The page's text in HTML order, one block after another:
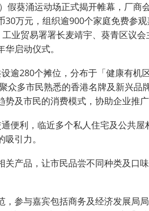
假葵涌运动场正式揭开帷幕，厂商
30万元，组织逾900个家庭免费参
业贸易署署长麦靖宇、葵青区议
启动仪式。
逾280个摊位，分布于「健康有机
多市民熟悉的香港名牌及新兴品牌
及市民的消费模式，协助企业推广
便利，临近多个私人住宅及公共屋
引力。
产品，让市民品尝不同种类及口
参与嘉宾包括商务及经济发展局